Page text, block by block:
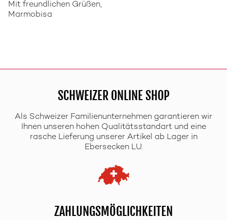
Mit freundlichen Grüßen,
Marmobisa
SCHWEIZER ONLINE SHOP
Als Schweizer Familienunternehmen garantieren wir
Ihnen unseren hohen Qualitätsstandart und eine
rasche Lieferung unserer Artikel ab Lager in
Ebersecken LU.
ZAHLUNGSMÖGLICHKEITEN